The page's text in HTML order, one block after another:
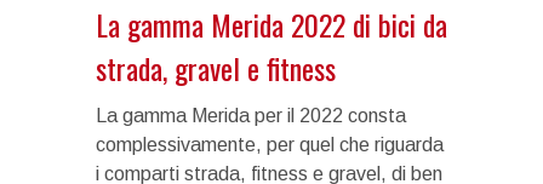
La gamma Merida 2022 di bici da
strada, gravel e fitness
La gamma Merida per il 2022 consta
complessivamente, per quel che riguarda
i comparti strada, fitness e gravel, di ben